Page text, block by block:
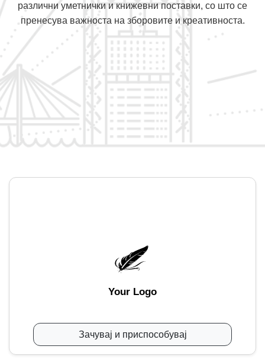
различни уметнички и книжевни поставки, со што се
пренесува важноста на зборовите и креативноста.
Your Logo
Зачувај и приспособувај